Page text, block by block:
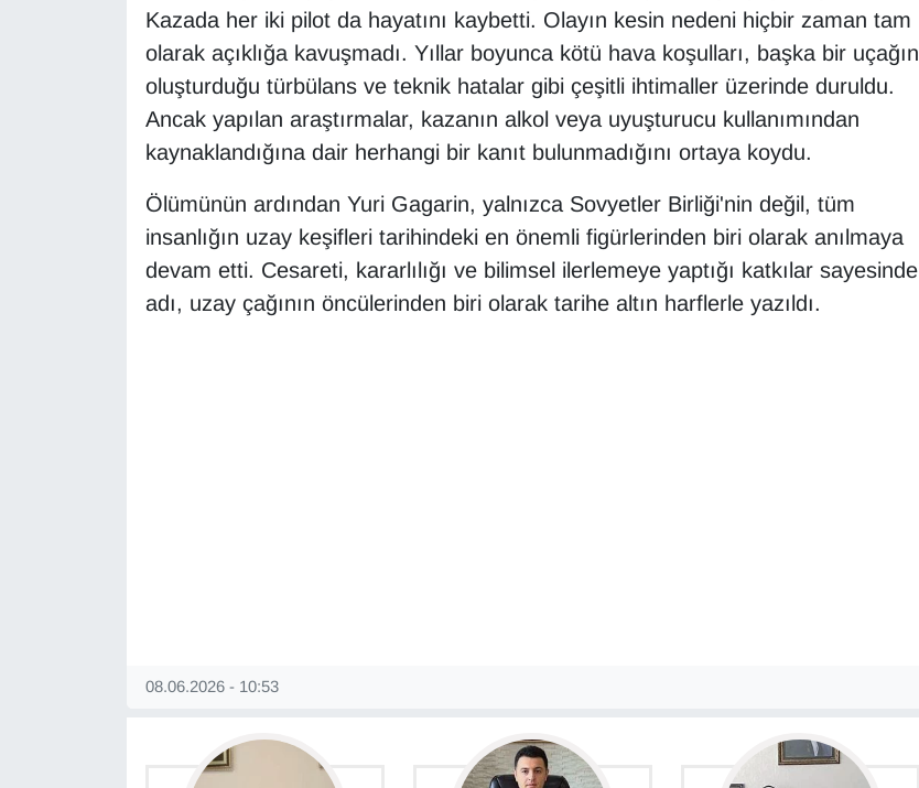
Kazada her iki pilot da hayatını kaybetti. Olayın kesin nedeni hiçbir zaman tam
olarak açıklığa kavuşmadı. Yıllar boyunca kötü hava koşulları, başka bir uçağın
oluşturduğu türbülans ve teknik hatalar gibi çeşitli ihtimaller üzerinde duruldu.
Ancak yapılan araştırmalar, kazanın alkol veya uyuşturucu kullanımından
kaynaklandığına dair herhangi bir kanıt bulunmadığını ortaya koydu.
Ölümünün ardından Yuri Gagarin, yalnızca Sovyetler Birliği'nin değil, tüm
insanlığın uzay keşifleri tarihindeki en önemli figürlerinden biri olarak anılmaya
devam etti. Cesareti, kararlılığı ve bilimsel ilerlemeye yaptığı katkılar sayesinde
adı, uzay çağının öncülerinden biri olarak tarihe altın harflerle yazıldı.
08.06.2026 - 10:53
TEKNOLOJİ
VAN'DA SPOR